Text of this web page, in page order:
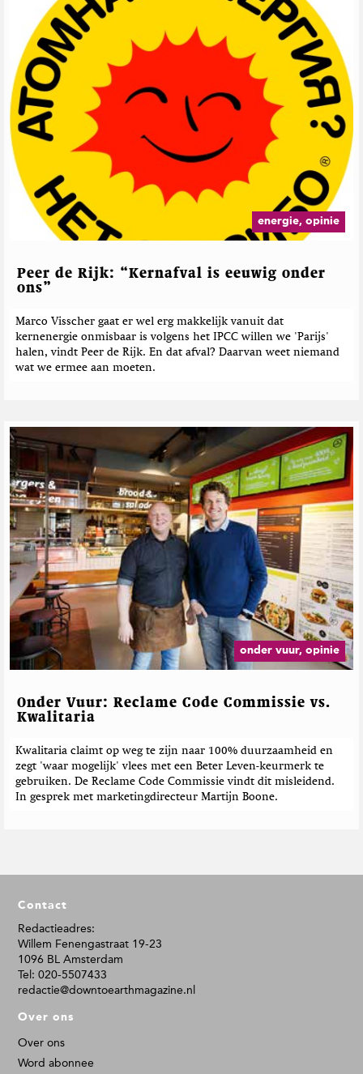
energie, opinie
Peer de Rijk: “Kernafval is eeuwig onder
ons”
Marco Visscher gaat er wel erg makkelijk vanuit dat
kernenergie onmisbaar is volgens het IPCC willen we 'Parijs'
halen, vindt Peer de Rijk. En dat afval? Daarvan weet niemand
wat we ermee aan moeten.
onder vuur, opinie
Onder Vuur: Reclame Code Commissie vs.
Kwalitaria
Kwalitaria claimt op weg te zijn naar 100% duurzaamheid en
zegt 'waar mogelijk' vlees met een Beter Leven-keurmerk te
gebruiken. De Reclame Code Commissie vindt dit misleidend.
In gesprek met marketingdirecteur Martijn Boone.
o
o
Contact
Redactieadres:
Willem Fenengastraat 19-23
1096 BL Amsterdam
Tel: 020-5507433
redactie@downtoearthmagazine.nl
Over ons
Over ons
Word abonnee